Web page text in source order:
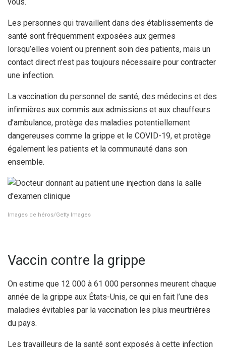
Les personnes qui travaillent dans des établissements de
santé sont fréquemment exposées aux germes
lorsqu’elles voient ou prennent soin des patients, mais un
contact direct n’est pas toujours nécessaire pour contracter
une infection.
La vaccination du personnel de santé, des médecins et des
infirmières aux commis aux admissions et aux chauffeurs
d’ambulance, protège des maladies potentiellement
dangereuses comme la grippe et le COVID-19, et protège
également les patients et la communauté dans son
ensemble.
Images de héros/Getty Images
Vaccin contre la grippe
On estime que 12 000 à 61 000 personnes meurent chaque
année de la grippe aux États-Unis, ce qui en fait l’une des
maladies évitables par la vaccination les plus meurtrières
du pays.
Les travailleurs de la santé sont exposés à cette infection